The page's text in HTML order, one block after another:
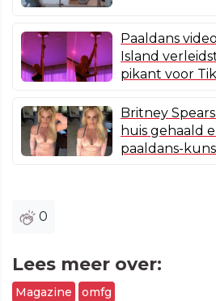
Paaldans
Island
pikant voor
Britney
huis gehaald
paaldans-
0
Lees meer over:
Magazine omfg